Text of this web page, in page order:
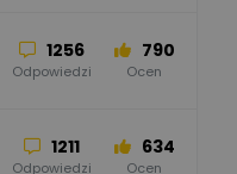
50 59
52 45
1256
Odpowiedzi
790
Ocen
1211
Odpowiedzi
634
Ocen